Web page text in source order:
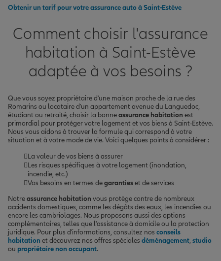
Obtenir un tarif pour votre assurance auto à Saint-Estève
Comment choisir l'assurance
habitation à Saint-Estève
adaptée à vos besoins ?
Que vous soyez propriétaire d'une maison proche de la rue des
Romarins ou locataire d'un appartement avenue du Languedoc,
étudiant ou retraité, choisir la bonneassurance habitation est
primordial pour protéger votre logement et vos biens à Saint-Estève.
Nous vous aidons à trouver la formule qui correspond à votre
situation et à votre mode de vie. Voici quelques points à considérer :
La valeur de vos biens à assurer
Les risques spécifiques à votre logement (inondation,
incendie, etc.)
Vos besoins en termes degarantieset de services
Notreassurance habitation vous protège contre de nombreux
accidents domestiques, comme les dégâts des eaux, les incendies ou
encore les cambriolages. Nous proposons aussi des options
complémentaires, telles que l'assistance à domicile ou la protection
juridique. Pour plus d'informations, consultez nos conseils
habitation et découvrez nos offres spéciales déménagement, studio
ou propriétaire non occupant.